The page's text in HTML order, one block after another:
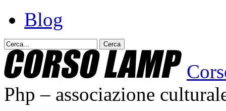
Blog
Php – associazione